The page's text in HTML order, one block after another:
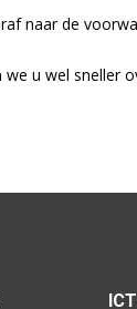
naar de
u wel sneller